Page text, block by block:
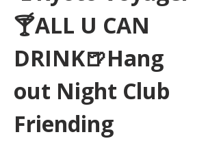
🍸ALL U CAN
DRINK🍺Hang
out Night Club
Friending